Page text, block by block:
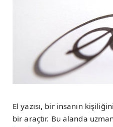
El yazısı, bir insanın
bir araçtır. Bu alanda